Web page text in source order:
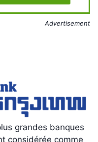
Advertisement
grandes banques
considérée comme